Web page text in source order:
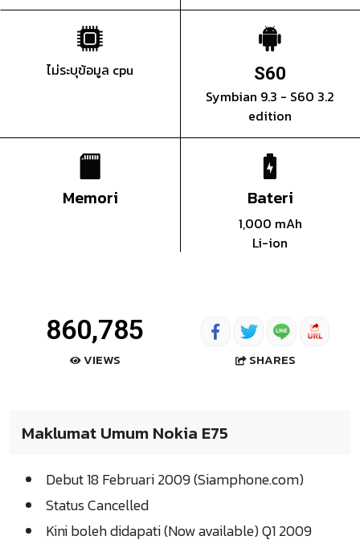
ไม่ระบุข้อมูล cpu S60
Symbian 9.3 - S60 3.2
edition
Memori Bateri
1,000 mAh
Li-ion
860,785
VIEWS SHARES
Maklumat Umum Nokia E75
Debut 18 Februari 2009 (Siamphone.com)
Status Cancelled
Kini boleh didapati (Now available) Q1 2009